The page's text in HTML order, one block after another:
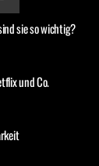
sie so wichtig?
und Co.